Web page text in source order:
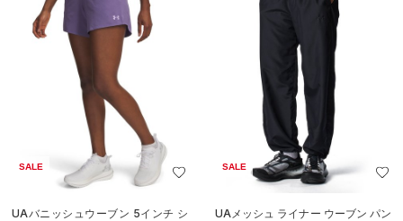
SALE
UAバニッシュウーブン 5インチ シ
SALE
UAメッシュ ライナー ウーブン パン